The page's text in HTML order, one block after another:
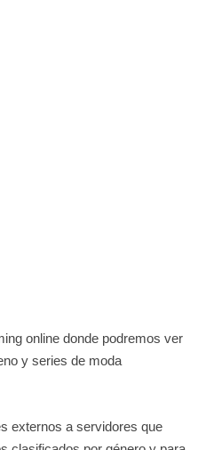
online donde podremos ver
y series de moda
externos a servidores que